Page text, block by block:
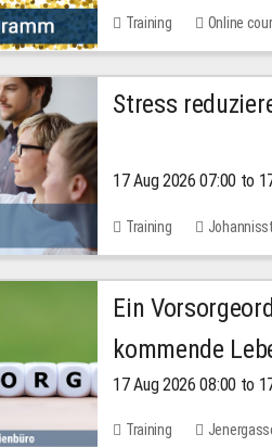
Training Online
Stress
17 Aug 2026 07:00 to
Training
Ein
kommende
17 Aug 2026 08:00 to
Training